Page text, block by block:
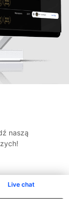
Live chat
naszą